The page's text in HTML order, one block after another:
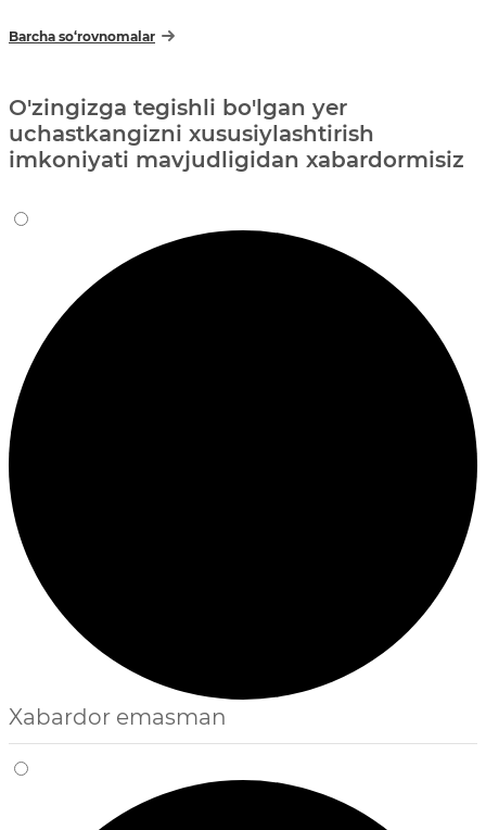
Barcha so‘rovnomalar
O'zingizga tegishli bo'lgan yer
uchastkangizni xususiylashtirish
imkoniyati mavjudligidan xabardormisiz
Xabardor emasman